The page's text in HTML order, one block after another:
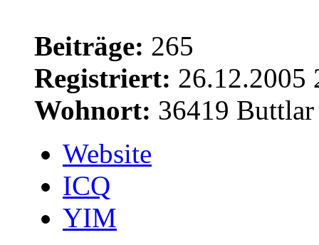
Beiträge: 265
Registriert: 26.12.2005
Wohnort: 36419 Buttlar
Website
ICQ
YIM